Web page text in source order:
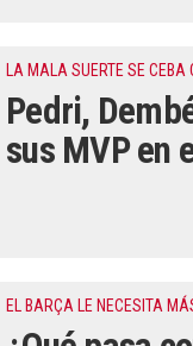
LA MALA SUERTE SE CEBA
Pedri,
sus MVP en
EL BARÇA LE NECESITA